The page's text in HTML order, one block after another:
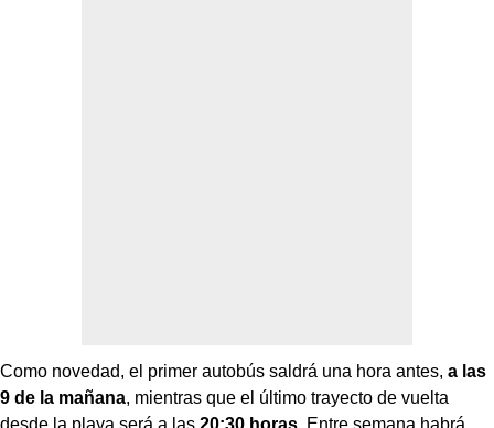
Como novedad, el primer autobús saldrá una hora antes, a las
9 de la mañana, mientras que el último trayecto de vuelta
desde la playa será a las 20:30 horas . Entre semana habrá